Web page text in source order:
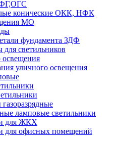
конические ОКК, НФК
МО
фундамента ЗДФ
светильников
освещения
уличного освещения
ламповые светильники
для ЖКХ
для офисных помещений